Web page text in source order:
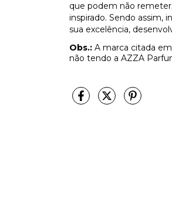
que podem não
inspirado. Sendo assim,
sua excelência,
Obs.: A marca citada
não tendo a AZZA